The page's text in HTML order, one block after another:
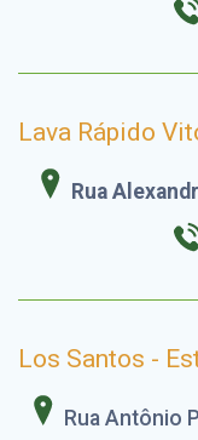
Lava Rápido
Rua
Los Santos -
Rua Antônio